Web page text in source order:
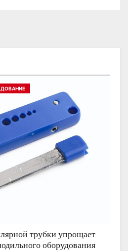
трубки упрощает
оборудования